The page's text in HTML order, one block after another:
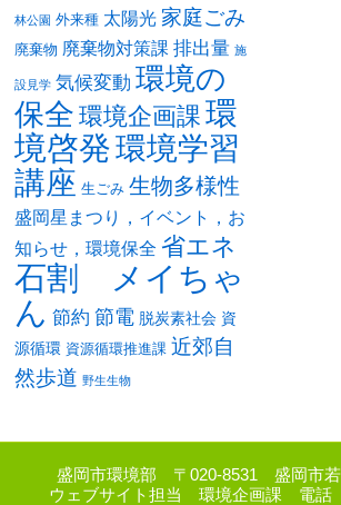
林公園 外来種 太陽光 家庭ごみ
廃棄物 廃棄物対策課 排出量 施
設見学 気候変動 環境の
保全 環境企画課 環
境啓発環境学習
講座 生ごみ 生物多様性
盛岡星まつり，イベント，お
知らせ，環境保全 省エネ
石割 メイちゃ
ん 節約 節電 脱炭素社会 資
源循環 資源循環推進課 近郊自
然歩道 野生生物
盛岡市環境部 〒020-8531 盛岡市若
ウェブサイト担当 環境企画課 電話